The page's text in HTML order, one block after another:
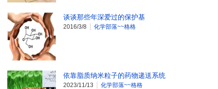
谈谈那些年深爱过的保护基
2016/3/8 化学部落~~格格
依靠脂质纳米粒子的药物递送系统
2023/11/13 化学部落~~格格